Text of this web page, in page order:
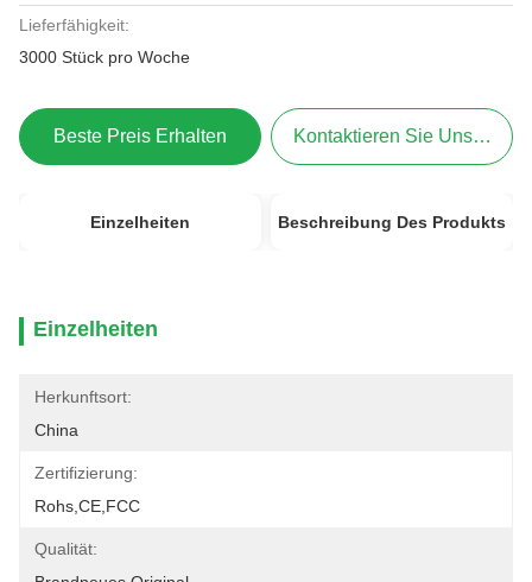
Lieferfähigkeit:
3000 Stück pro Woche
Beste Preis Erhalten Kontaktieren Sie Uns Jetzt
Einzelheiten Beschreibung Des Produkts
Einzelheiten
Herkunftsort:
China
Zertifizierung:
Rohs,CE,FCC
Qualität: